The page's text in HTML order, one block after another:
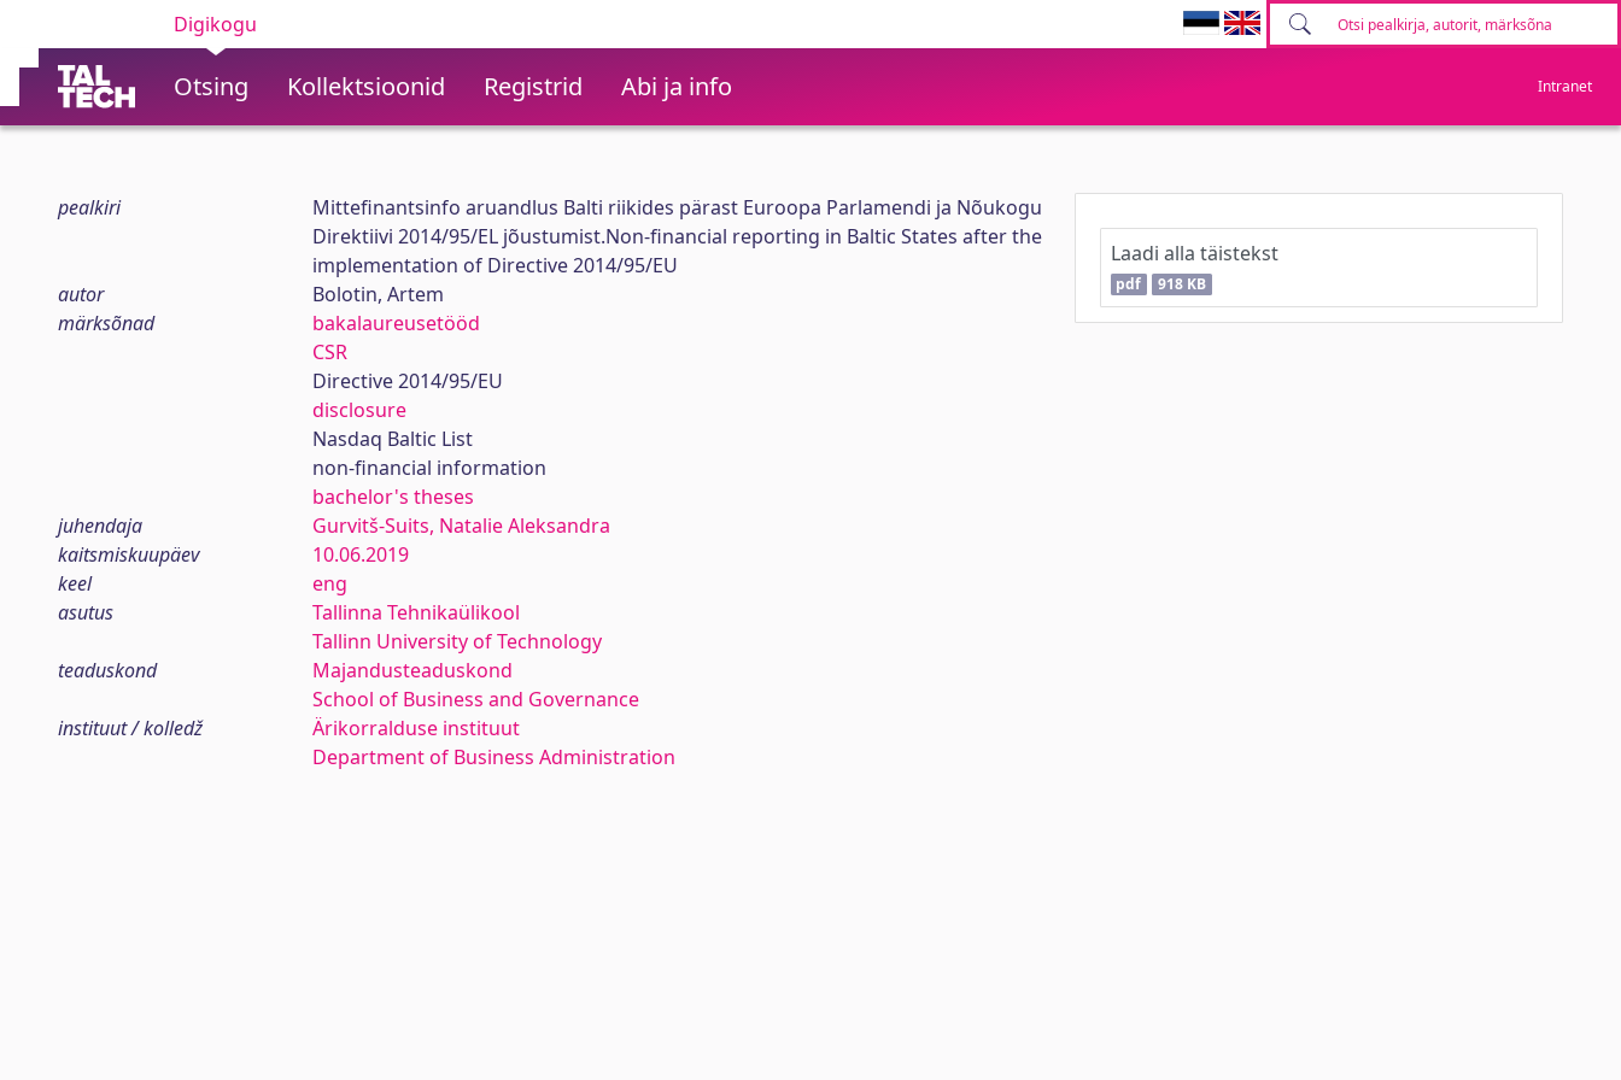
Digikogu
Otsing Kollektsioonid Registrid Abi ja info Intranet
pealkiri
Mittefinantsinfo aruandlus Balti riikides pärast Euroopa Parlamendi ja Nõukogu
Direktiivi 2014/95/EL jõustumist.Non-financial reporting in Baltic States after the
implementation of Directive 2014/95/EU
autor
Bolotin, Artem
märksõnad
bakalaureusetööd
CSR
Directive 2014/95/EU
disclosure
Nasdaq Baltic List
non-financial information
bachelor's theses
juhendaja
Gurvitš-Suits, Natalie Aleksandra
kaitsmiskuupäev
10.06.2019
keel
eng
asutus
Tallinna Tehnikaülikool
Tallinn University of Technology
teaduskond
Majandusteaduskond
School of Business and Governance
instituut / kolledž
Ärikorralduse instituut
Department of Business Administration
Laadi alla täistekst
pdf 918 KB